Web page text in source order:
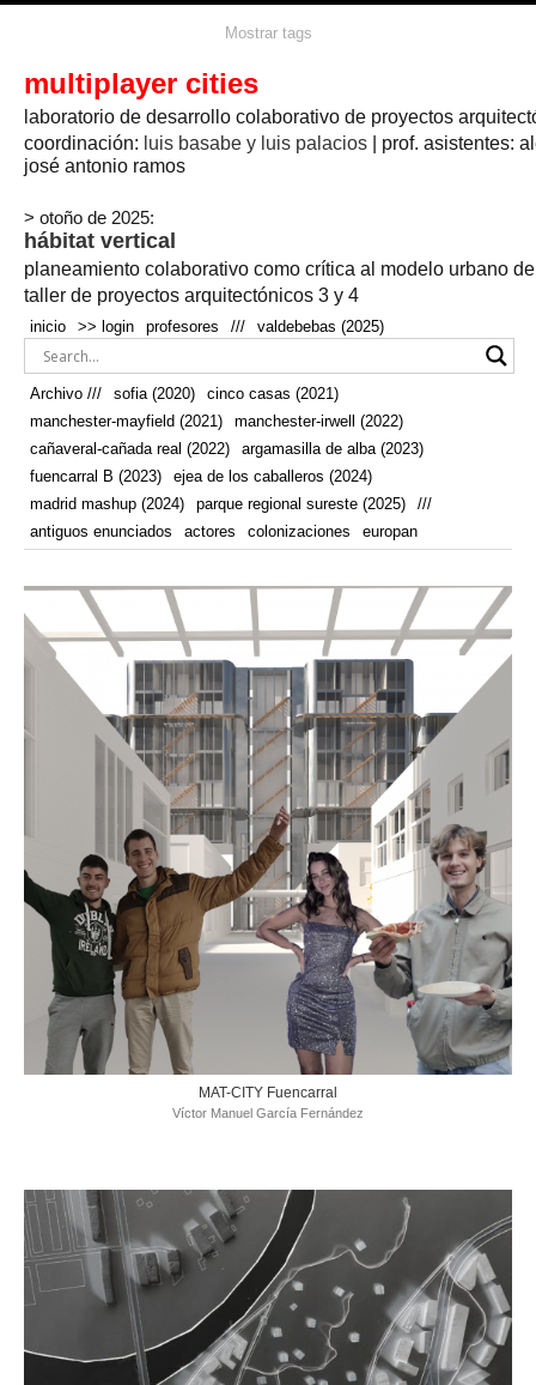
agricultura agricultura circular
arquitectura textil arte artesanía
bicicletas biodiversidad biorrefinería biotecnología bloque lineal
bodega bosque botánica caminos camping campo
cañada
real
canal cañaveral
real
cocina colaboración
autonoma
conectar
cooperativa crecimiento cueva cultivo cultivos deporte
don
quijote
ecosistema ejea de los caballeros
renovables
enterrado espacio social espacio verde
estructura europan fauna
fernández del amo festival fiesta flexibilidad fotomontaje
fuencarral b gastronomía geologia
geometrización curvas de
nivel
grúas habitar habitat hábitat hotel
infraestructura inmigración instalaciones invernadero
laguna línea del tiempo lineal longitudinal
manchester mapeo marihuana mayfield
mercado
modular modulo módulo
naturaleza negociaciones nucleos olivos paisaje
paisaje productivo paneles solares paragüas parking pasarelas
pintura plantas plegable prefabricado presa private producción
productivo protección de los ecosistemas
pueblo de
colonización
rave recorrido regadío
regeneración
retiro rio ruina ruinas sistema social
sociedad
sostenibilidad sota tecnología tejido
telas
temporeros territorio tiempo tierra
torres trabajo trama urbana transporte turismo urbanismo
vegetacion vegetación vertedero viñedos vino vision
visión vivienda vivienda adosada vivienda en
altura vivienda minima vivienda social vivienda temporal
yoga
Mostrar tags
multiplayer cities
laboratorio de desarrollo colaborativo de proyectos
coordinación: luis basabe y luis palacios | prof. asistentes:
josé antonio ramos
> otoño de 2025:
hábitat vertical
planeamiento colaborativo como crítica al modelo urbano
taller de proyectos arquitectónicos 3 y 4
inicio >> login profesores /// valdebebas (2025)
Archivo /// sofia (2020)
cinco casas (2021)
manchester-mayfield (2021)
manchester-irwell (2022)
cañaveral-cañada real (2022)
argamasilla de alba (2023)
fuencarral B (2023)
ejea de los caballeros (2024)
madrid mashup (2024)
parque regional sureste (2025)
///
antiguos enunciados
actores colonizaciones europan
MAT-CITY Fuencarral
Víctor Manuel García Fernández